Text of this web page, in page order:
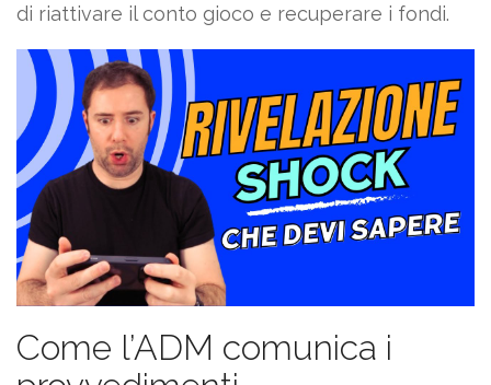
di riattivare il conto gioco e recuperare i fondi.
Come l’ADM comunica i